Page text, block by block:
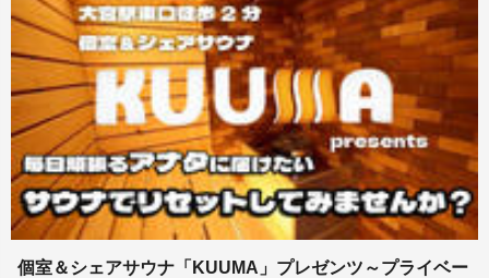
個室＆シェアサウナ「KUUMA」プレゼンツ～プライベー